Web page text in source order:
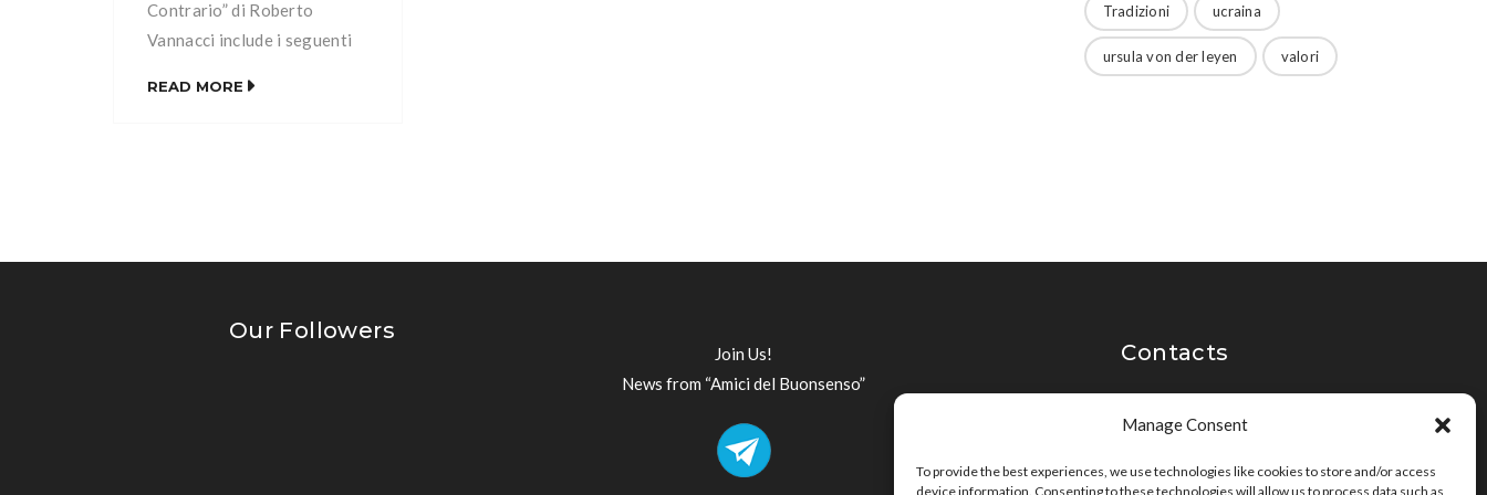
Manage Consent
To provide the best experiences, we use technologies like cookies to store and/or access
device information. Consenting to these technologies will allow us to process data such as
Contrario” di Roberto
Vannacci include i seguenti
Capitolo VIII: La Patria
READ MORE
Tradizioni ucraina
ursula von der leyen valori
Our Followers
Join Us!
News from “Amici del Buonsenso”
Contacts